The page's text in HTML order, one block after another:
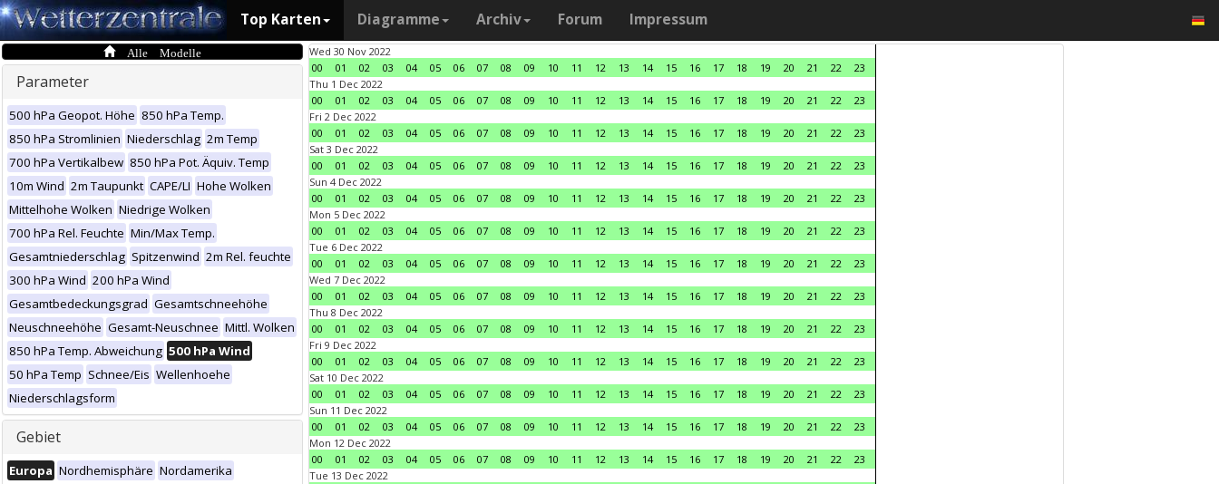
Top Karten Diagramme Archiv Forum Impressum
Alle Modelle
Parameter
500 hPa Geopot. Höhe 850 hPa Temp.
850 hPa Stromlinien Niederschlag 2m Temp
700 hPa Vertikalbew 850 hPa Pot. Äquiv. Temp
10m Wind 2m Taupunkt CAPE/LI Hohe Wolken
Mittelhohe Wolken Niedrige Wolken
700 hPa Rel. Feuchte Min/Max Temp.
Gesamtniederschlag Spitzenwind 2m Rel. feuchte
300 hPa Wind 200 hPa Wind
Gesamtbedeckungsgrad Gesamtschneehöhe
Neuschneehöhe Gesamt-Neuschnee Mittl. Wolken
850 hPa Temp. Abweichung 500 hPa Wind
50 hPa Temp Schnee/Eis Wellenhoehe
Niederschlagsform
Gebiet
Europa Nordhemisphäre Nordamerika
Wed 30 Nov 2022
00
01 02 03 04 05 06 07 08 09 10 11 12 13 14 15 16 17 18 19 20 21 22
23
Thu 1 Dec 2022
00
01 02 03 04 05 06 07 08 09 10 11 12 13 14 15 16 17 18 19 20 21 22
23
Fri 2 Dec 2022
00
01 02 03 04 05 06 07 08 09 10 11 12 13 14 15 16 17 18 19 20 21 22
23
Sat 3 Dec 2022
00
01 02 03 04 05 06 07 08 09 10 11 12 13 14 15 16 17 18 19 20 21 22
23
Sun 4 Dec 2022
00
01 02 03 04 05 06 07 08 09 10 11 12 13 14 15 16 17 18 19 20 21 22
23
Mon 5 Dec 2022
00
01 02 03 04 05 06 07 08 09 10 11 12 13 14 15 16 17 18 19 20 21 22
23
Tue 6 Dec 2022
00
01 02 03 04 05 06 07 08 09 10 11 12 13 14 15 16 17 18 19 20 21 22
23
Wed 7 Dec 2022
00
01 02 03 04 05 06 07 08 09 10 11 12 13 14 15 16 17 18 19 20 21 22
23
Thu 8 Dec 2022
00
01 02 03 04 05 06 07 08 09 10 11 12 13 14 15 16 17 18 19 20 21 22
23
Fri 9 Dec 2022
00
01 02 03 04 05 06 07 08 09 10 11 12 13 14 15 16 17 18 19 20 21 22
23
Sat 10 Dec 2022
00
01 02 03 04 05 06 07 08 09 10 11 12 13 14 15 16 17 18 19 20 21 22
23
Sun 11 Dec 2022
00
01 02 03 04 05 06 07 08 09 10 11 12 13 14 15 16 17 18 19 20 21 22
23
Mon 12 Dec 2022
00
01 02 03 04 05 06 07 08 09 10 11 12 13 14 15 16 17 18 19 20 21 22
23
Tue 13 Dec 2022